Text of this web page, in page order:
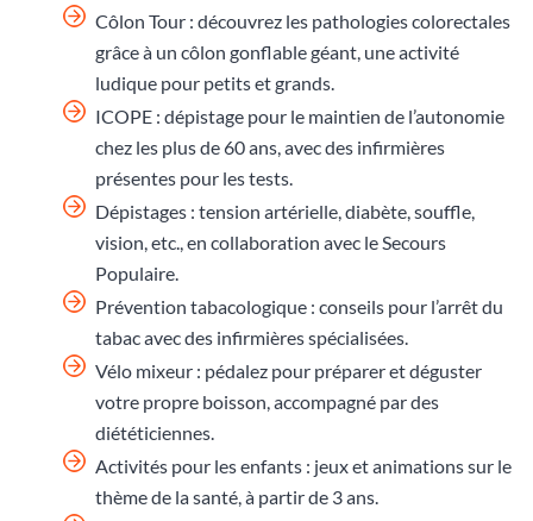
Côlon Tour : découvrez les pathologies colorectales
grâce à un côlon gonflable géant, une activité
ludique pour petits et grands.
ICOPE : dépistage pour le maintien de l’autonomie
chez les plus de 60 ans, avec des infirmières
présentes pour les tests.
Dépistages : tension artérielle, diabète, souffle,
vision, etc., en collaboration avec le Secours
Populaire.
Prévention tabacologique : conseils pour l’arrêt du
tabac avec des infirmières spécialisées.
Vélo mixeur : pédalez pour préparer et déguster
votre propre boisson, accompagné par des
diététiciennes.
Activités pour les enfants : jeux et animations sur le
thème de la santé, à partir de 3 ans.